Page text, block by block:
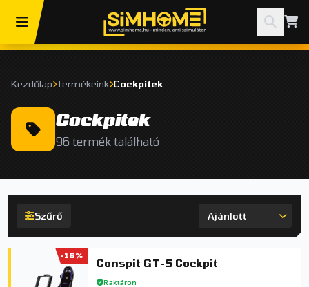
Kezdőlap Termékeink Cockpitek
Cockpitek
96 termék található
Szűrő
-16%
Conspit GT-S Cockpit
Raktáron